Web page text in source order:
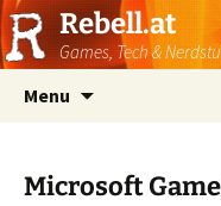
Rebell.at
Games, Tech &
Menu
Microsoft